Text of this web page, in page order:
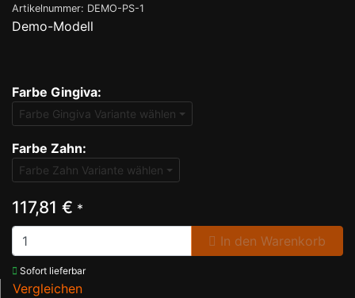
Artikelnummer: DEMO-PS-1
Demo-Modell
Farbe Gingiva:
Farbe Gingiva Variante wählen
Farbe Zahn:
Farbe Zahn Variante wählen
117,81 € *
In den Warenkorb
Sofort lieferbar
Vergleichen